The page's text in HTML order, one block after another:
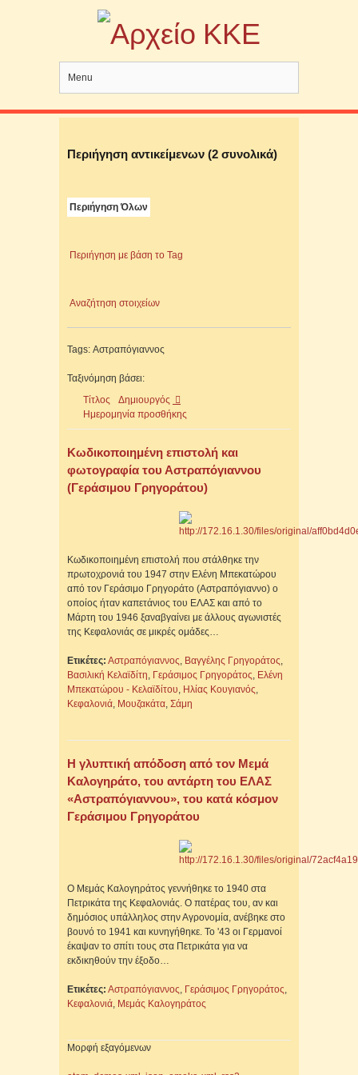
Menu
Περιήγηση αντικείμενων (2 συνολικά)
Περιήγηση Όλων
Περιήγηση με βάση το Tag
Αναζήτηση στοιχείων
Tags: Αστραπόγιαννος
Ταξινόμηση βάσει:
Τίτλος
Δημιουργός
Ημερομηνία προσθήκης
Κωδικοποιημένη επιστολή και
φωτογραφία του Αστραπόγιαννου
(Γεράσιμου Γρηγοράτου)
Κωδικοποιημένη επιστολή που στάλθηκε την
πρωτοχρονιά του 1947 στην Ελένη Μπεκατώρου
από τον Γεράσιμο Γρηγοράτο (Αστραπόγιαννο) ο
οποίος ήταν καπετάνιος του ΕΛΑΣ και από το
Μάρτη του 1946 ξαναβγαίνει με άλλους αγωνιστές
της Κεφαλονιάς σε μικρές ομάδες…
Ετικέτες: Αστραπόγιαννος, Βαγγέλης Γρηγοράτος,
Βασιλική Κελαϊδίτη, Γεράσιμος Γρηγοράτος, Ελένη
Μπεκατώρου - Κελαϊδίτου, Ηλίας Κουγιανός,
Κεφαλονιά, Μουζακάτα, Σάμη
H γλυπτική απόδοση από τον Μεμά
Καλογηράτο, του αντάρτη του ΕΛΑΣ
«Αστραπόγιαννου», του κατά κόσμον
Γεράσιμου Γρηγοράτου
Ο Μεμάς Καλογηράτος γεννήθηκε το 1940 στα
Πετρικάτα της Κεφαλονιάς. Ο πατέρας του, αν και
δημόσιος υπάλληλος στην Αγρονομία, ανέβηκε στο
βουνό το 1941 και κυνηγήθηκε. Το '43 οι Γερμανοί
έκαψαν το σπίτι τους στα Πετρικάτα για να
εκδικηθούν την έξοδο…
Ετικέτες: Αστραπόγιαννος, Γεράσιμος Γρηγοράτος,
Κεφαλονιά, Μεμάς Καλογηράτος
Μορφή εξαγόμενων